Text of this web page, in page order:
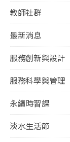
教師社群
最新消息
服務創新與設計
服務科學與管理
永續時習課
淡水生活節